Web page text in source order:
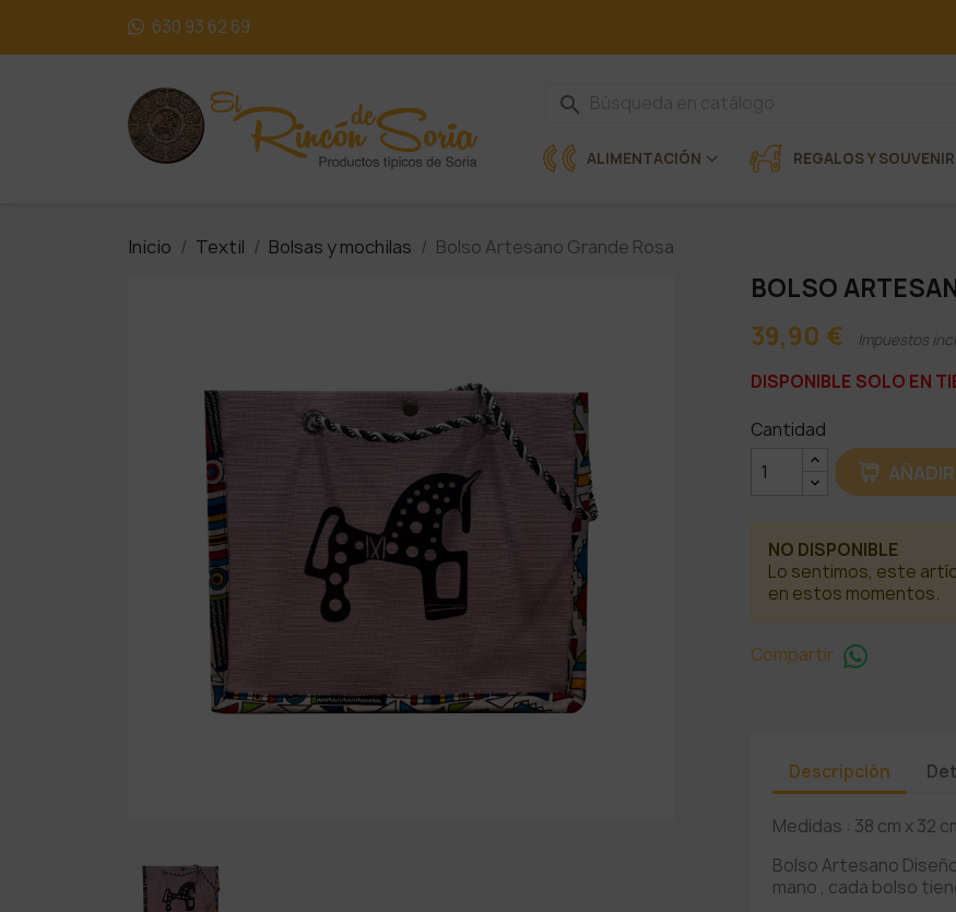
630 93 62 69
search
ALIMENTACIÓN REGALOS Y
Inicio Textil Bolsas y mochilas Bolso Artesano Grande Rosa
BOLSO
39,90 €
Impuestos
DISPONIBLE SOLO EN
Cantidad
NO DISPONIBLE
Lo sentimos, este
en estos momentos.
Compartir
Descripción
Medidas : 38 cm x 32
Bolso Artesano
mano , cada bolso